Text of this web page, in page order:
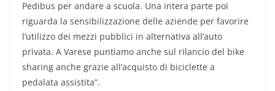
Pedibus per andare a scuola. Una intera parte poi
riguarda la sensibilizzazione delle aziende per favorire
l’utilizzo dei mezzi pubblici in alternativa all’auto
privata. A Varese puntiamo anche sul rilancio del bike
sharing anche grazie all’acquisto di biciclette a
pedalata assistita”.